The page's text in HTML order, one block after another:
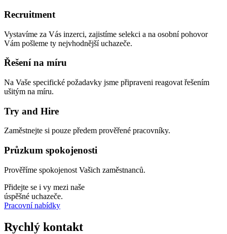
Recruitment
Vystavíme za Vás inzerci, zajistíme selekci a na osobní pohovor
Vám pošleme ty nejvhodnější uchazeče.
Řešení na míru
Na Vaše specifické požadavky jsme připraveni reagovat řešením
ušitým na míru.
Try and Hire
Zaměstnejte si pouze předem prověřené pracovníky.
Průzkum spokojenosti
Prověříme spokojenost Vašich zaměstnanců.
Přidejte se i vy mezi naše
úspěšné uchazeče.
Pracovní nabídky
Rychlý kontakt